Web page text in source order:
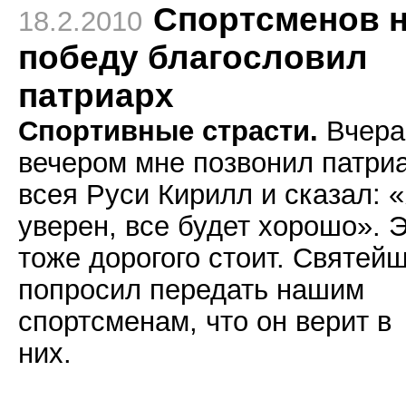
18.2.2010 Спортсменов
победу благословил
патриарх
Спортивные страсти. Вчера
вечером мне позвонил
всея Руси Кирилл и сказал:
уверен, все будет хорошо».
тоже дорогого стоит.
попросил передать нашим
спортсменам, что он верит в
них.